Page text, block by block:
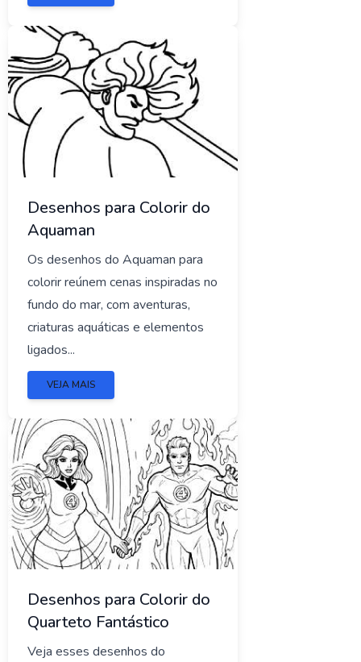
Desenhos para Colorir do
Aquaman
Os desenhos do Aquaman para
colorir reúnem cenas inspiradas no
fundo do mar, com aventuras,
criaturas aquáticas e elementos
ligados...
VEJA MAIS
Desenhos para Colorir do
Quarteto Fantástico
Veja esses desenhos do